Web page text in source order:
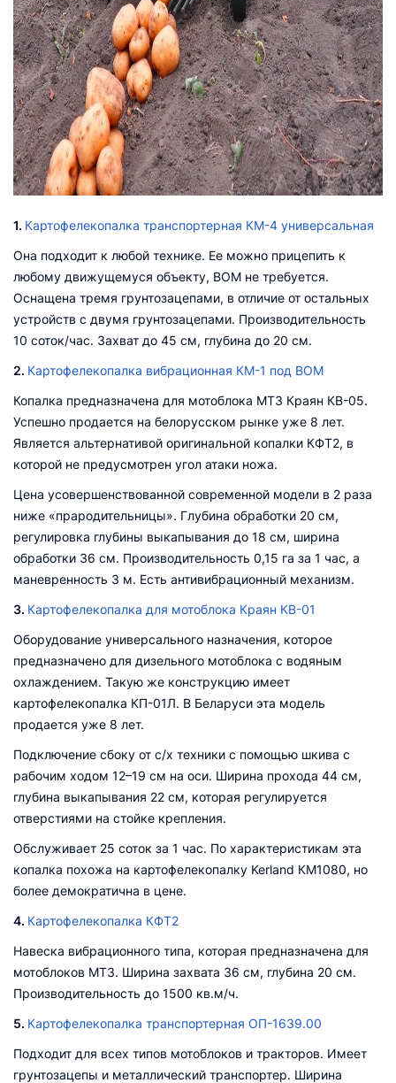
1. Картофелекопалка транспортерная КМ-4 универсальная
Она подходит к любой технике. Ее можно прицепить к
любому движущемуся объекту, ВОМ не требуется.
Оснащена тремя грунтозацепами, в отличие от остальных
устройств с двумя грунтозацепами. Производительность
10 соток/час. Захват до 45 см, глубина до 20 см.
2. Картофелекопалка вибрационная КМ-1 под ВОМ
Копалка предназначена для мотоблока МТЗ Краян КВ-05.
Успешно продается на белорусском рынке уже 8 лет.
Является альтернативой оригинальной копалки КФТ2, в
которой не предусмотрен угол атаки ножа.
Цена усовершенствованной современной модели в 2 раза
ниже «прародительницы». Глубина обработки 20 см,
регулировка глубины выкапывания до 18 см, ширина
обработки 36 см. Производительность 0,15 га за 1 час, а
маневренность 3 м. Есть антивибрационный механизм.
3. Картофелекопалка для мотоблока Краян КВ-01
Оборудование универсального назначения, которое
предназначено для дизельного мотоблока с водяным
охлаждением. Такую же конструкцию имеет
картофелекопалка КП-01Л. В Беларуси эта модель
продается уже 8 лет.
Подключение сбоку от с/х техники с помощью шкива с
рабочим ходом 12–19 см на оси. Ширина прохода 44 см,
глубина выкапывания 22 см, которая регулируется
отверстиями на стойке крепления.
Обслуживает 25 соток за 1 час. По характеристикам эта
копалка похожа на картофелекопалку Kerland КМ1080, но
более демократична в цене.
4. Картофелекопалка КФТ2
Навеска вибрационного типа, которая предназначена для
мотоблоков МТЗ. Ширина захвата 36 см, глубина 20 см.
Производительность до 1500 кв.м/ч.
5. Картофелекопалка транспортерная ОП-1639.00
Подходит для всех типов мотоблоков и тракторов. Имеет
грунтозацепы и металлический транспортер. Ширина